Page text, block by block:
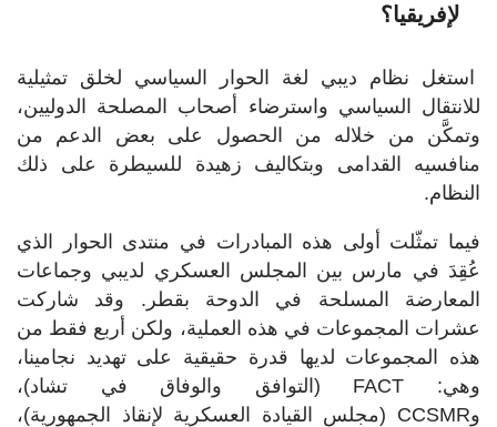
لإفريقيا؟
استغل نظام ديبي لغة الحوار السياسي لخلق تمثيلية
للانتقال السياسي واسترضاء أصحاب المصلحة الدوليين،
وتمكَّن من خلاله من الحصول على بعض الدعم من
منافسيه القدامى وبتكاليف زهيدة للسيطرة على ذلك
النظام.
فيما تمثّلت أولى هذه المبادرات في منتدى الحوار الذي
عُقِدَ في مارس بين المجلس العسكري لديبي وجماعات
المعارضة المسلحة في الدوحة بقطر. وقد شاركت
عشرات المجموعات في هذه العملية، ولكن أربع فقط من
هذه المجموعات لديها قدرة حقيقية على تهديد نجامينا،
وهي: FACT (التوافق والوفاق في تشاد)،
وCCSMR (مجلس القيادة العسكرية لإنقاذ الجمهورية)،